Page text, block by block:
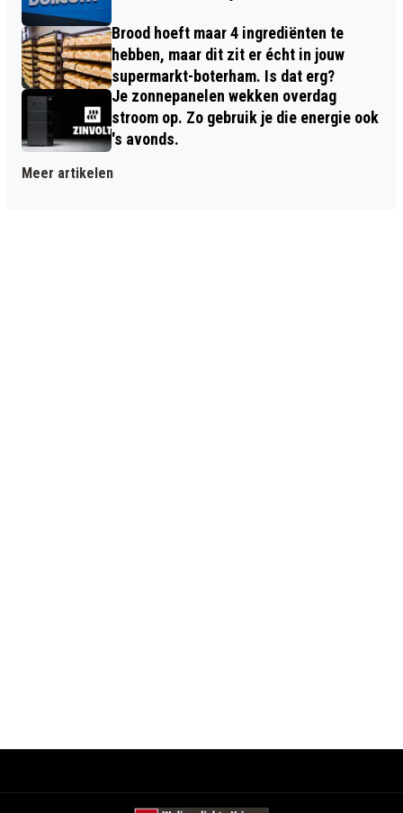
Brood hoeft maar 4 ingrediënten te
hebben, maar dit zit er écht in jouw
supermarkt-boterham. Is dat erg?
Je zonnepanelen wekken overdag
stroom op. Zo gebruik je die energie ook
's avonds.
Meer artikelen